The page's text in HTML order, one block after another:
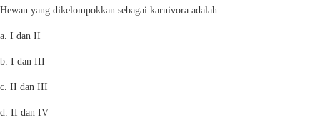
Hewan yang dikelompokkan sebagai karnivora adalah....
a. I dan II
b. I dan III
c. II dan III
d. II dan IV